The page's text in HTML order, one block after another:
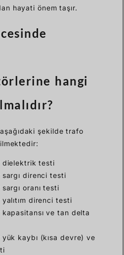
hayati önem taşır.
hangi
şekilde trafo
dielektrik testi
direnci testi
oranı testi
direnci testi
ve tan delta
kaybı (kısa devre) ve